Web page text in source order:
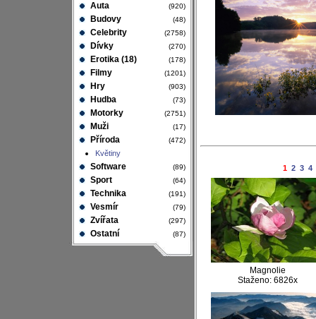
Auta (920)
Budovy (48)
Celebrity (2758)
Dívky (270)
Erotika (18) (178)
Filmy (1201)
Hry (903)
Hudba (73)
Motorky (2751)
Muži (17)
Příroda (472)
Květiny
Software (89)
Sport (64)
Technika (191)
Vesmír (79)
Zvířata (297)
Ostatní (87)
1 2 3 4
Magnolie
Staženo: 6826x